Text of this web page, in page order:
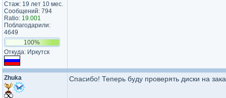
Стаж: 19 лет 10 мес.
Сообщений: 794
Ratio: 19.001
Поблагодарили:
4649
100%
Откуда: Иркутск
Zhuka Спасибо! Теперь буду проверять диски на